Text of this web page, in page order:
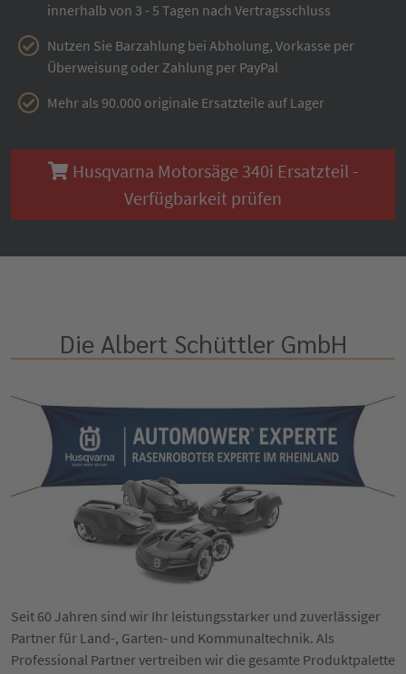
innerhalb von 3 - 5 Tagen nach Vertragsschluss
Nutzen Sie Barzahlung bei Abholung, Vorkasse per
Überweisung oder Zahlung per PayPal
Mehr als 90.000 originale Ersatzteile auf Lager
Husqvarna Motorsäge 340i Ersatzteil -
Verfügbarkeit prüfen
Die Albert Schüttler GmbH
Seit 60 Jahren sind wir Ihr leistungsstarker und zuverlässiger
Partner für Land-, Garten- und Kommunaltechnik. Als
Professional Partner vertreiben wir die gesamte Produktpalette